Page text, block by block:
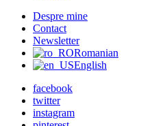
Despre mine
Contact
Newsletter
Romanian
English
facebook
twitter
instagram